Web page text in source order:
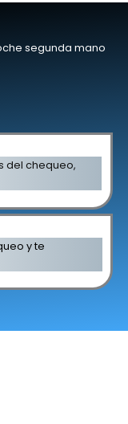
segunda mano
del chequeo,
y te